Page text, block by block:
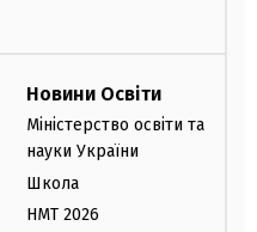
Новини Освіти
Міністерство освіти та
науки України
Школа
НМТ 2026